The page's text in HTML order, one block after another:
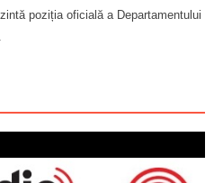
poziția oficială a Departamentului